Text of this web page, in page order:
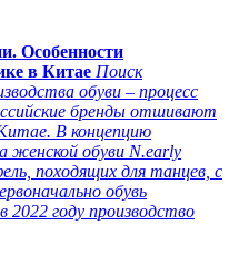
Особенности
в Китае Поиск
обуви – процесс
бренды отшивают
В концепцию
женской обуви N.early
походящих для танцев, с
обувь
году производство